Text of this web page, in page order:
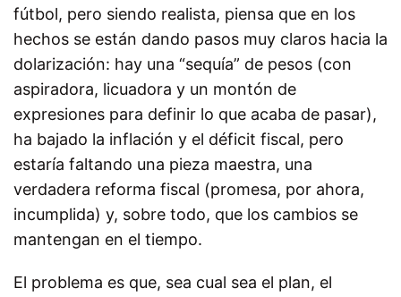
fútbol, pero siendo realista, piensa que en los
hechos se están dando pasos muy claros hacia la
dolarización: hay una “sequía” de pesos (con
aspiradora, licuadora y un montón de
expresiones para definir lo que acaba de pasar),
ha bajado la inflación y el déficit fiscal, pero
estaría faltando una pieza maestra, una
verdadera reforma fiscal (promesa, por ahora,
incumplida) y, sobre todo, que los cambios se
mantengan en el tiempo.
El problema es que, sea cual sea el plan, el